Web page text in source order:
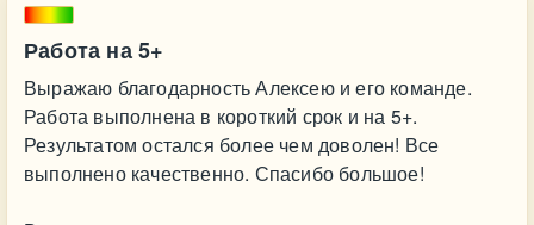
Работа на 5+
Выражаю благодарность Алексею и его команде.
Работа выполнена в короткий срок и на 5+.
Результатом остался более чем доволен! Все
выполнено качественно. Спасибо большое!